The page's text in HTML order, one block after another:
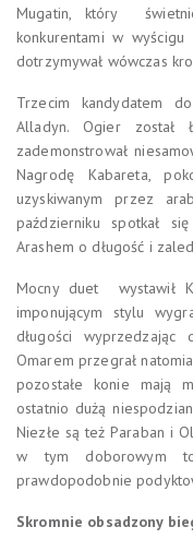
Mugatin, który
konkurentami w
dotrzymywał wówczas
Trzecim kandydatem
Alladyn. Ogier został
zademonstrował
Nagrodę Kabareta,
uzyskiwanym przez
październiku spotkał
Arashem o długość i
Mocny duet wystawił
imponującym stylu
długości
Omarem przegrał
pozostałe konie mają
ostatnio dużą
Niezłe są też Paraban i
w tym doborowym
prawdopodobnie
Skromnie obsadzony